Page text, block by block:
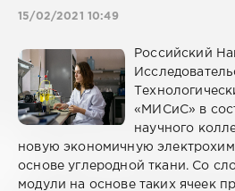
15/02/2021 10:49
Российский
«МИСиС» в
научного
новую экономичную
основе углеродной ткани. Со
модули на основе таких ячеек